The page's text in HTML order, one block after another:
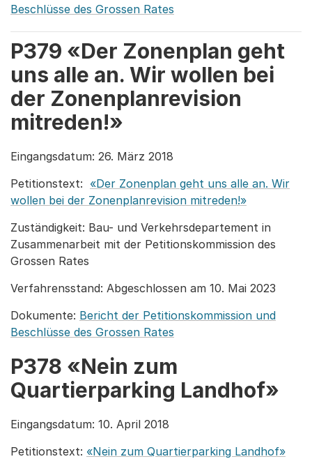
Beschlüsse des Grossen Rates
P379 «Der Zonenplan geht
uns alle an. Wir wollen bei
der Zonenplanrevision
mitreden!»
Eingangsdatum: 26. März 2018
Petitionstext: «Der Zonenplan geht uns alle an. Wir
wollen bei der Zonenplanrevision mitreden!»
Zuständigkeit: Bau- und Verkehrsdepartement in
Zusammenarbeit mit der Petitionskommission des
Grossen Rates
Verfahrensstand: Abgeschlossen am 10. Mai 2023
Dokumente: Bericht der Petitionskommission und
Beschlüsse des Grossen Rates
P378 «Nein zum
Quartierparking Landhof»
Eingangsdatum: 10. April 2018
Petitionstext: «Nein zum Quartierparking Landhof»